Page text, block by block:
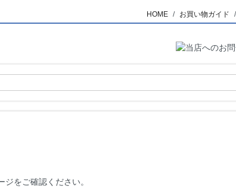
HOME お買い物ガイド
をご確認ください。